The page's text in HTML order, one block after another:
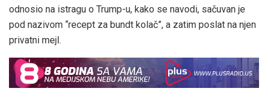
odnosio na istragu o Trump-u, kako se navodi, sačuvan je
pod nazivom “recept za bundt kolač”, a zatim poslat na njen
privatni mejl.